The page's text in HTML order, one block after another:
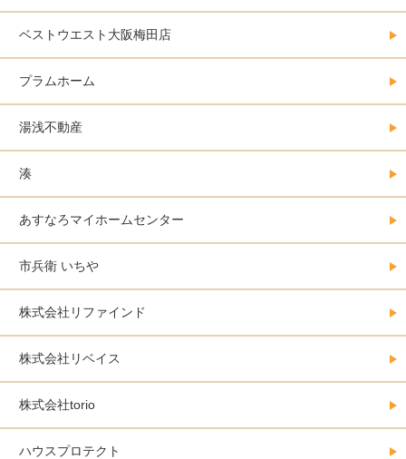
ベストウエスト大阪梅田店
プラムホーム
湯浅不動産
湊
あすなろマイホームセンター
市兵衛 いちや
株式会社リファインド
株式会社リベイス
株式会社torio
ハウスプロテクト